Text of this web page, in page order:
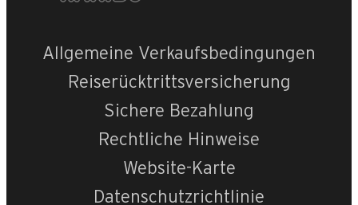
Allgemeine Verkaufsbedingungen
Reiserücktrittsversicherung
Sichere Bezahlung
Rechtliche Hinweise
Website-Karte
Datenschutzrichtlinie